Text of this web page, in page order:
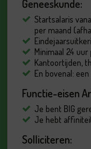
Geneeskunde:
Startsalaris
per maand
Minimaal 24
Kantoortijden,
En bovenal:
Functie-eisen
Je bent BIG
Je hebt
Solliciteren: